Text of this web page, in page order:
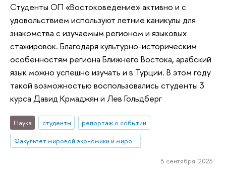
Студенты ОП «Востоковедение» активно и с
удовольствием используют летние каникулы для
знакомства с изучаемым регионом и языковых
стажировок. Благодаря культурно-историческим
особенностям региона Ближнего Востока, арабский
язык можно успешно изучать и в Турции. В этом году
такой возможностью воспользовались студенты 3
курса Давид Крмаджян и Лев Гольдберг
Наука студенты
репортаж о событии
Факультет мировой экономики и мировой политики
5 сентября 2025